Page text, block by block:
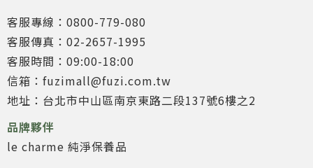
客服專線：0800-779-080
客服傳真：02-2657-1995
客服時間：09:00-18:00
信箱：fuzimall@fuzi.com.tw
地址：台北市中山區南京東路二段137號6樓之2
品牌夥伴
le charme 純淨保養品